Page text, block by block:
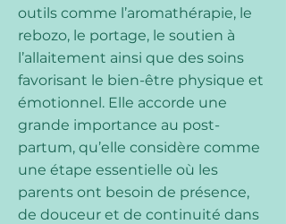
outils comme l’aromathérapie, le
rebozo, le portage, le soutien à
l’allaitement ainsi que des soins
favorisant le bien-être physique et
émotionnel. Elle accorde une
grande importance au post-
partum, qu’elle considère comme
une étape essentielle où les
parents ont besoin de présence,
de douceur et de continuité dans